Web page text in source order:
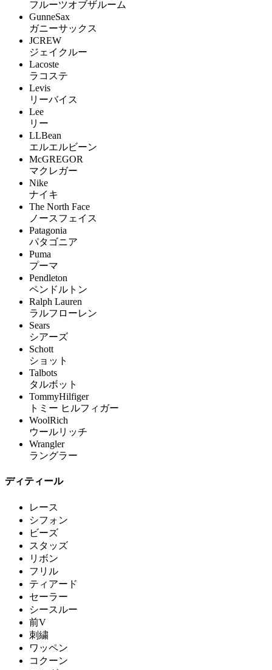
フルーツオブザルーム
GunneSax
ガニーサックス
JCREW
ジェイクルー
Lacoste
ラコステ
Levis
リーバイス
Lee
リー
LLBean
エルエルビーン
McGREGOR
マクレガー
Nike
ナイキ
The North Face
ノースフェイス
Patagonia
パタゴニア
Puma
プーマ
Pendleton
ペンドルトン
Ralph Lauren
ラルフローレン
Sears
シアーズ
Schott
ショット
Talbots
タルボット
TommyHilfiger
トミー ヒルフィガー
WoolRich
ウールリッチ
Wrangler
ラングラー
ディティール
レース
シフォン
ビーズ
スタッズ
リボン
フリル
ティアード
セーラー
シースルー
前V
刺繍
ワッペン
コクーン